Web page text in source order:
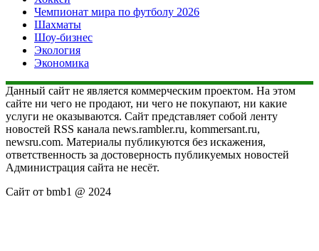
Чемпионат мира по футболу 2026
Шахматы
Шоу-бизнес
Экология
Экономика
Данный сайт не является коммерческим проектом. На этом
сайте ни чего не продают, ни чего не покупают, ни какие
услуги не оказываются. Сайт представляет собой ленту
новостей RSS канала news.rambler.ru, kommersant.ru,
newsru.com. Материалы публикуются без искажения,
ответственность за достоверность публикуемых новостей
Администрация сайта не несёт.
Сайт от bmb1 @ 2024